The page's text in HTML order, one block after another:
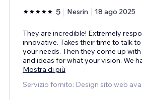
5 Nesrin 18 ago 2025
They are incredible! Extremely
innovative. Takes their time to talk
your needs. Then they come up
and ideas for what your vision. We
Mostra di più
Servizio fornito: Design sito web